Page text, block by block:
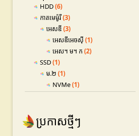
HDD(6)
កាតមេម៉ូរី(3)
អេសឌី (3)
អេសឌីអេចស៊ី(1)
អេស។ ម។ ក (2)
SSD(1)
ម.២ (1)
NVMe(1)
ប្រកាសថ្មីៗ